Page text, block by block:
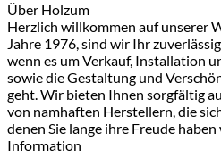
Über Holzum
Herzlich willkommen auf unserer
Jahre 1976, sind wir Ihr
wenn es um Verkauf, Installation
sowie die Gestaltung und
geht. Wir bieten Ihnen sorgfältig
von namhaften Herstellern, die
denen Sie lange ihre Freude haben
Information